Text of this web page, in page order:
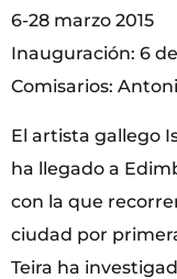
6-28 marzo 2015
Inauguración: 6
Comisarios:
El artista gallego
ha llegado a
con la que
ciudad por
Teira ha